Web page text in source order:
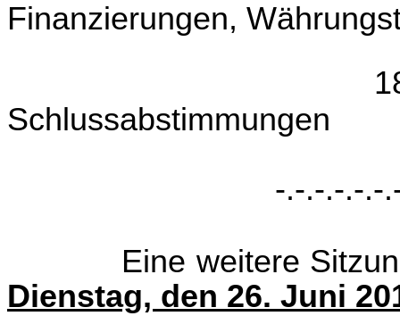
Finanzierungen,
18.30 –
Schlussabstimmungen
-.-.-.-.-.-
Eine weitere Sitzung
Dienstag, den 26. Juni